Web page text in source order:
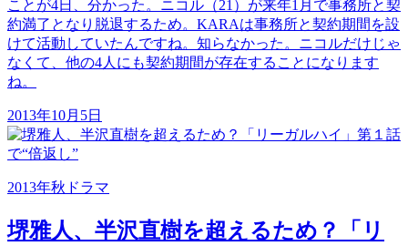
ことが4日、分かった。ニコル（21）が来年1月で事務所と契
約満了となり脱退するため。KARAは事務所と契約期間を設
けて活動していたんですね。知らなかった。ニコルだけじゃ
なくて、他の4人にも契約期間が存在することになります
ね。
2013年10月5日
2013年秋ドラマ
堺雅人、半沢直樹を超えるため？「リ